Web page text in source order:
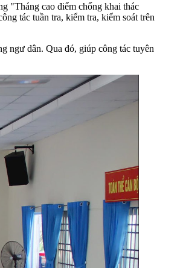
"Tháng cao điểm chống khai thác
tác tuần tra, kiểm tra, kiểm soát trên
ngư dân. Qua đó, giúp công tác tuyên